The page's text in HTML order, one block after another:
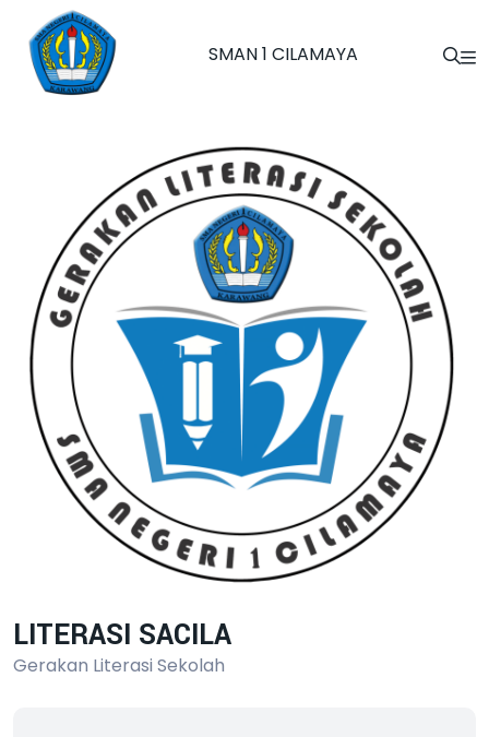
SMAN 1 CILAMAYA
LITERASI SACILA
Gerakan Literasi Sekolah